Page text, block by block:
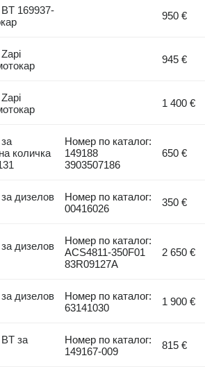
169937-
950 €
945 €
1 400 €
количка
Номер по каталог:
149188
3903507186
650 €
дизелов
Номер по каталог:
00416026
350 €
дизелов
Номер по каталог:
ACS4811-350F01
83R09127A
2 650 €
дизелов
Номер по каталог:
63141030
1 900 €
за
Номер по каталог:
149167-009
815 €